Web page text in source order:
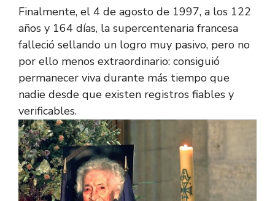
Finalmente, el 4 de agosto de 1997, a los 122
años y 164 días, la supercentenaria francesa
falleció sellando un logro muy pasivo, pero no
por ello menos extraordinario: consiguió
permanecer viva durante más tiempo que
nadie desde que existen registros fiables y
verificables.